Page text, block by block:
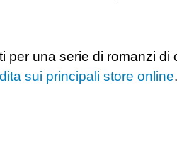
per una serie di romanzi di
sui principali store online.